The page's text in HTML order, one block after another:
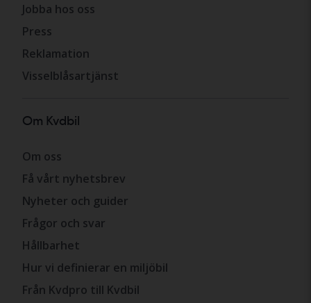
Jobba hos oss
Press
Reklamation
Visselblåsartjänst
Om Kvdbil
Om oss
Få vårt nyhetsbrev
Nyheter och guider
Frågor och svar
Hållbarhet
Hur vi definierar en miljöbil
Från Kvdpro till Kvdbil